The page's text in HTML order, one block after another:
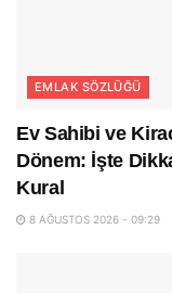
EMLAK SÖZLÜĞÜ
Ev Sahibi ve
Dönem: İşte
Kural
8 AĞUSTOS 2026 - 09:29